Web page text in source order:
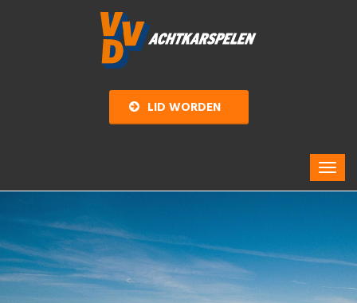
LID WORDEN